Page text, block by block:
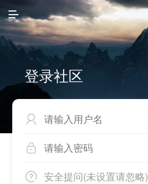

登录社区


 安全提问(未设置请忽略)